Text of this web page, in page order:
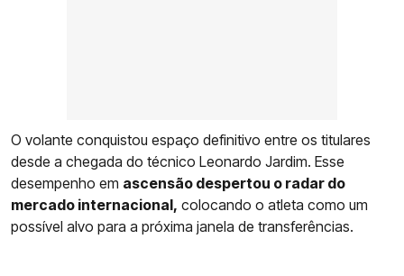
O volante conquistou espaço definitivo entre os titulares
desde a chegada do técnico Leonardo Jardim. Esse
desempenho em ascensão despertou o radar do
mercado internacional, colocando o atleta como um
possível alvo para a próxima janela de transferências.